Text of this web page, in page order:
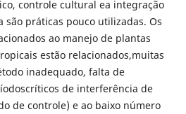
controle cultural ea integração
práticas pouco utilizadas. Os
ao manejo de plantas
estão relacionados,muitas
inadequado, falta de
de interferência de
de controle) e ao baixo número